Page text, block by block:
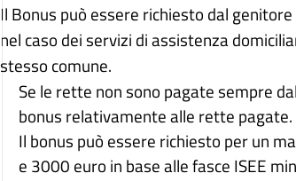
Il Bonus può essere richiesto dal
nel caso dei servizi di assistenza
stesso comune.
Se le rette non sono pagate sempre
bonus relativamente alle rette pagate.
Il bonus può essere richiesto per un
e 3000 euro in base alle fasce ISEE